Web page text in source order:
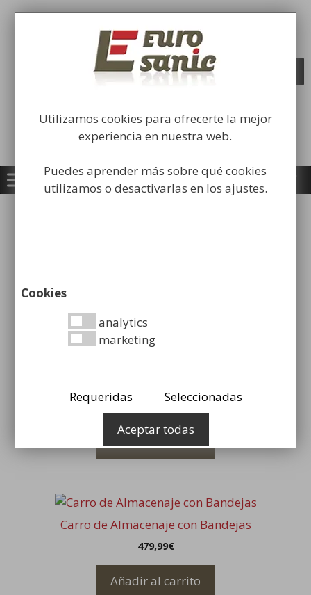
Saltar
Fabricación y comercialización de
equipamiento para la higiene industrial
Búsqueda
de
Mostrando los 4 resultados
Añadir al carrito
Carro de Almacenaje con Bandejas
479,99€
Añadir al carrito
Utilizamos cookies para ofrecerte la mejor
experiencia en nuestra web.
Puedes aprender más sobre qué cookies
utilizamos o desactivarlas en los ajustes.
Cookies
analytics
marketing
Requeridas Seleccionadas
Aceptar todas